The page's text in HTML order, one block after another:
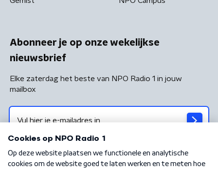
Abonneer je op onze wekelijkse
nieuwsbrief
Elke zaterdag het beste van NPO Radio 1 in jouw
mailbox